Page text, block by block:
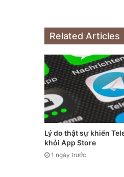
Related Articles
Lý do thật sự khiến
khỏi App Store
1 ngày trước